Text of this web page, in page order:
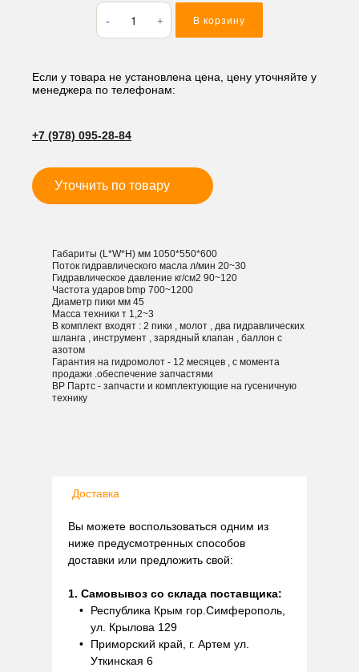
Количество
товара
Гидромолот
SB20
(прямой)
В корзину
Если у товара не установлена цена, цену уточняйте у
менеджера по телефонам:
+7 (978) 095-28-84
Уточнить по товару
Габариты (L*W*H) мм 1050*550*600
Поток гидравлического масла л/мин 20~30
Гидравлическое давление кг/см2 90~120
Частота ударов bmp 700~1200
Диаметр пики мм 45
Масса техники т 1,2~3
В комплект входят : 2 пики , молот , два гидравлических
шланга , инструмент , зарядный клапан , баллон с
азотом
Гарантия на гидромолот - 12 месяцев , с момента
продажи .обеспечение запчастями
ВР Партс - запчасти и комплектующие на гусеничную
технику
Доставка
Вы можете воспользоваться одним из
ниже предусмотренных способов
доставки или предложить свой:
1. Самовывоз со склада поставщика:
Республика Крым гор.Симферополь,
ул. Крылова 129
Приморский край, г. Артем ул.
Уткинская 6